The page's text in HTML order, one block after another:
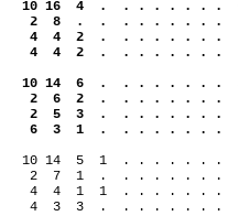
10 16 4 . . . . . . . .
2 8 . . . . . . . . .
4 4 2 . . . . . . . .
4 4 2 . . . . . . . .
10 14 6 . . . . . . . .
2 6 2 . . . . . . . .
2 5 3 . . . . . . . .
6 3 1 . . . . . . . .
10 14 5 1 . . . . . . .
2 7 1 . . . . . . . .
4 4 1 1 . . . . . . .
4 3 3 . . . . . . . .